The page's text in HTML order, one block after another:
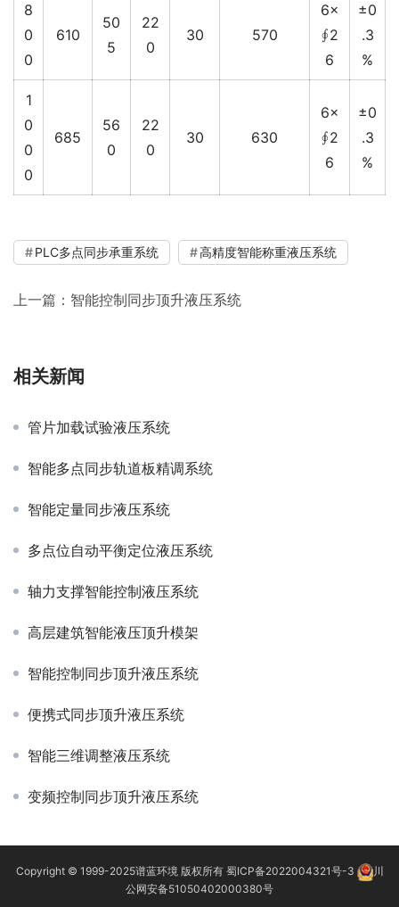
8
0
0
610
50
5
22
0
30 570
6×
∮2
6
±0
.3
%
1
0
0
0
685
56
0
22
0
30 630
6×
∮2
6
±0
.3
%
PLC多点同步承重系统 高精度智能称重液压系统
上一篇： 智能控制同步顶升液压系统
相关新闻
管片加载试验液压系统
智能多点同步轨道板精调系统
智能定量同步液压系统
多点位自动平衡定位液压系统
轴力支撑智能控制液压系统
高层建筑智能液压顶升模架
智能控制同步顶升液压系统
便携式同步顶升液压系统
智能三维调整液压系统
变频控制同步顶升液压系统
Copyright © 1999-2025谱蓝环境版权所有 蜀ICP备2022004321号-3
川
公网安备51050402000380号